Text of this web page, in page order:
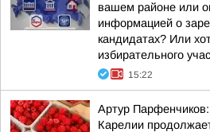
вашем районе или
информацией о
кандидатах? Или
избирательного
15:22
Артур
Карелии